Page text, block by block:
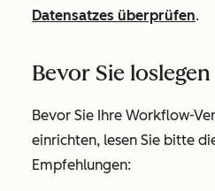
Datensatzes überprüfen.
Bevor Sie loslegen
Bevor Sie Ihre Workflow-
einrichten, lesen Sie bitte
Empfehlungen: